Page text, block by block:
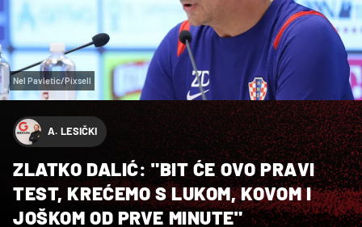
Nel Pavletic/Pixsell
A. LESIČKI
ZLATKO DALIĆ: "BIT ĆE OVO PRAVI
TEST, KREĆEMO S LUKOM, KOVOM I
JOŠKOM OD PRVE MINUTE"